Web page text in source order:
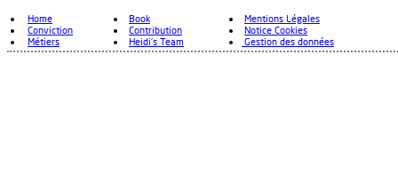
Home
Conviction
Métiers
Book
Contribution
Heidi's Team
Mentions Légales
Notice Cookies
Gestion des données